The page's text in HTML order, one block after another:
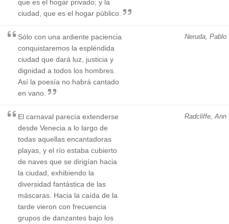
que es el hogar privado; y la
ciudad, que es el hogar público.
Neruda, Pablo
Sólo con una ardiente paciencia
conquistaremos la espléndida
ciudad que dará luz, justicia y
dignidad a todos los hombres.
Así la poesía no habrá cantado
en vano.
Radcliffe, Ann
El carnaval parecía extenderse
desde Venecia a lo largo de
todas aquellas encantadoras
playas, y el río estaba cubierto
de naves que se dirigían hacia
la ciudad, exhibiendo la
diversidad fantástica de las
máscaras. Hacia la caída de la
tarde vieron con frecuencia
grupos de danzantes bajo los